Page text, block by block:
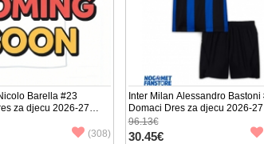
Barella #23
za djecu 2026-27
(+ Kratke hlače)
(308)
Inter Milan Alessandro Bastoni
Domaci Dres za djecu 2026-27
Kratak Rukav (+ Kratke hlače)
96.13€
30.45€